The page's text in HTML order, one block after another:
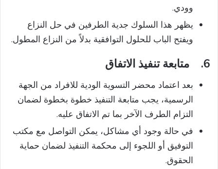
وودي.
يظهر هذا السلوك جدية الطرفين في حل النزاع
ويفتح الباب للحلول التوافقية بدلاً من النزاع المطول.
6. متابعة تنفيذ الاتفاق
بعد اعتماد محضر التسوية الودية للافراد من الجهة
الرسمية، يجب متابعة التنفيذ خطوة بخطوة لضمان
التزام الطرف الآخر بما تم الاتفاق عليه.
في حالة وجود أي مشاكل، يمكن التواصل مع مكتب
التوفيق أو اللجوء إلى محكمة التنفيذ لضمان حماية
الحقوق.